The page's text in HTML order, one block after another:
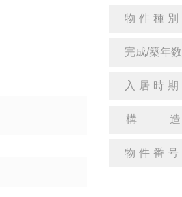
物件種別
完成/築年数
入居時期
構 造
物件番号